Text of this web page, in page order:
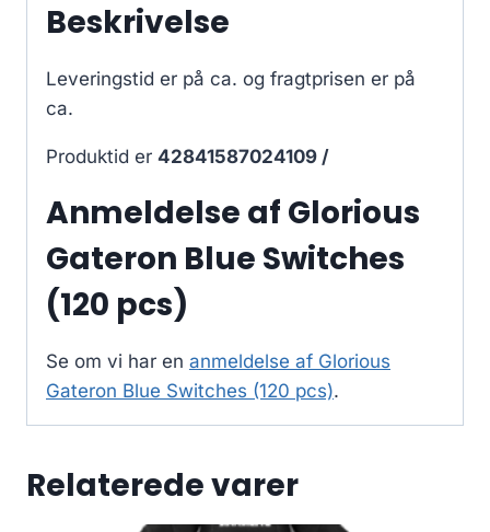
Beskrivelse
Leveringstid er på ca. og fragtprisen er på
ca.
Produktid er 42841587024109 /
Anmeldelse af Glorious
Gateron Blue Switches
(120 pcs)
Se om vi har en anmeldelse af Glorious
Gateron Blue Switches (120 pcs).
Relaterede varer